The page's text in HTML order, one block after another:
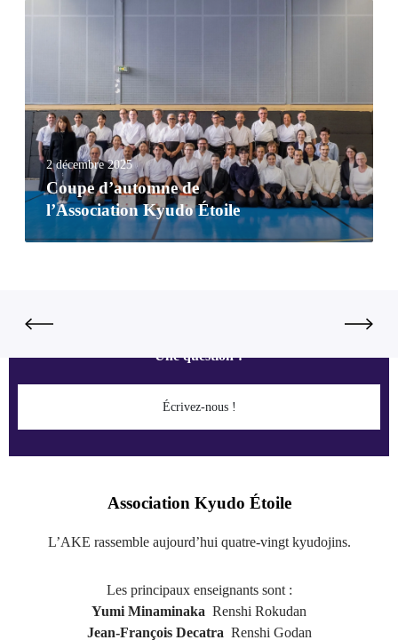
2 décembre 2025
Coupe d’automne de
l’Association Kyudo Étoile
Une question ?
Écrivez-nous !
Association Kyudo Étoile
L’AKE rassemble aujourd’hui quatre-vingt kyudojins.
Les principaux enseignants sont :
Yumi Minaminaka Renshi Rokudan
Jean-François Decatra Renshi Godan